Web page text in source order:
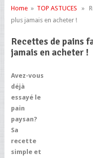
Home» TOP ASTUCES »
plus jamais en acheter !
Recettes de pains
jamais en acheter !
Avez-vous
déjà
essayé le
pain
paysan?
Sa
recette
simple et